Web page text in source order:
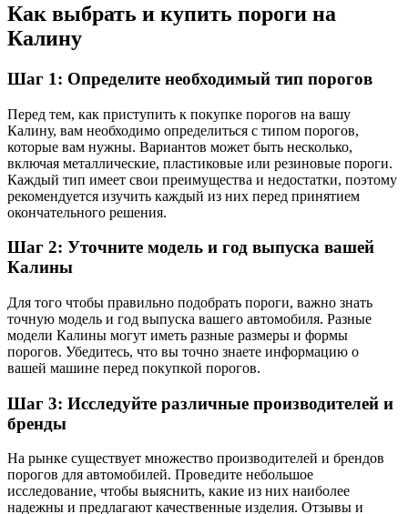
Как выбрать и купить пороги на
Калину
Шаг 1: Определите необходимый тип порогов
Перед тем, как приступить к покупке порогов на вашу
Калину, вам необходимо определиться с типом порогов,
которые вам нужны. Вариантов может быть несколько,
включая металлические, пластиковые или резиновые пороги.
Каждый тип имеет свои преимущества и недостатки, поэтому
рекомендуется изучить каждый из них перед принятием
окончательного решения.
Шаг 2: Уточните модель и год выпуска вашей
Калины
Для того чтобы правильно подобрать пороги, важно знать
точную модель и год выпуска вашего автомобиля. Разные
модели Калины могут иметь разные размеры и формы
порогов. Убедитесь, что вы точно знаете информацию о
вашей машине перед покупкой порогов.
Шаг 3: Исследуйте различные производителей и
бренды
На рынке существует множество производителей и брендов
порогов для автомобилей. Проведите небольшое
исследование, чтобы выяснить, какие из них наиболее
надежны и предлагают качественные изделия. Отзывы и